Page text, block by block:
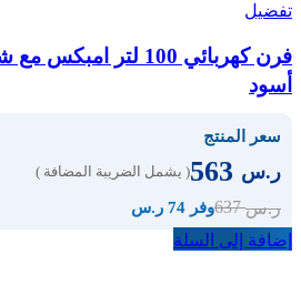
تفضيل
أسود
سعر المنتج
ر.س ( يشمل الضريبة المضافة )
ر.س637 وفر 74 ر.س
إضافة إلى السلة